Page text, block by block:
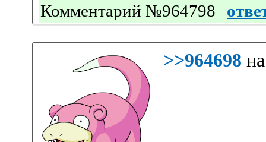
Комментарий №964798
>>964698